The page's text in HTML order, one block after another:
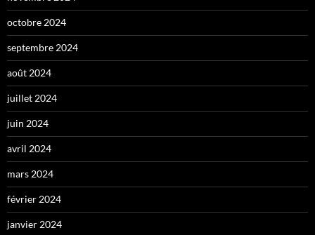
octobre 2024
septembre 2024
août 2024
juillet 2024
juin 2024
avril 2024
mars 2024
février 2024
janvier 2024